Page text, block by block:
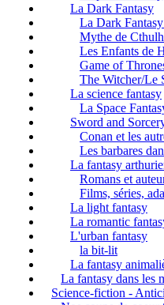
La Dark Fantasy
La Dark Fantasy
Mythe de
Les Enfants de
Game of
The Witcher/Le
La science fantasy
La Space
Sword and
Conan et les
Les barbares
La fantasy
Romans et
Films, séries,
La light fantasy
La romantic
L'urban fantasy
la bit-lit
La fantasy
La fantasy dans les
Science-fiction -